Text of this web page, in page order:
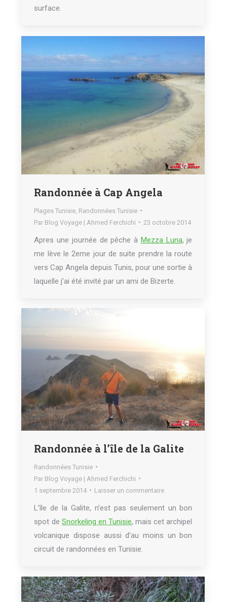
surface.
Randonnée à Cap Angela
Plages Tunisie Randonnées Tunisie
Par Blog Voyage | Ahmed Ferchichi 23 octobre 2014
Apres une journée de pêche à Mezza Luna, je
me lève le 2eme jour de suite prendre la route
vers Cap Angela depuis Tunis, pour une sortie à
laquelle j’ai été invité par un ami de Bizerte.
Randonnée à l’île de la Galite
Randonnées Tunisie
Par Blog Voyage | Ahmed Ferchichi
1 septembre 2014
Laisser un commentaire
L’île de la Galite, n’est pas seulement un bon
spot de Snorkeling en Tunisie, mais cet archipel
volcanique dispose aussi d’au moins un bon
circuit de randonnées en Tunisie.